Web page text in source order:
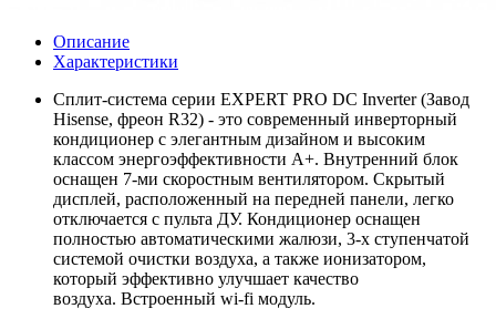
Описание
Характеристики
Сплит-система серии EXPERT PRO DC Inverter (Завод
Hisense, фреон R32) - это современный инверторный
кондиционер с элегантным дизайном и высоким
классом энергоэффективности А+. Внутренний блок
оснащен 7-ми скоростным вентилятором. Скрытый
дисплей, расположенный на передней панели, легко
отключается с пульта ДУ. Кондиционер оснащен
полностью автоматическими жалюзи, 3-х ступенчатой
системой очистки воздуха, а также ионизатором,
который эффективно улучшает качество
воздуха. Встроенный wi-fi модуль.